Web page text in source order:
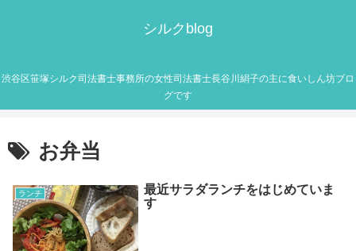
シルクblog
渋谷区笹塚シルク司法書士事務所の女性司法書士長谷川絹子の主に食いしん坊ブロ
グです
お弁当
ランチ
最近サラダランチをはじめていま
す